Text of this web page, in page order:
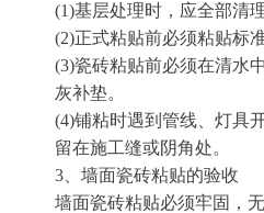
(1)基层处理时，应全部清
(2)正式粘贴前必须粘贴标
(3)瓷砖粘贴前必须在清水
灰补垫。
(4)铺粘时遇到管线、灯具
留在施工缝或阴角处。
3、墙面瓷砖粘贴的验收
墙面瓷砖粘贴必须牢固，